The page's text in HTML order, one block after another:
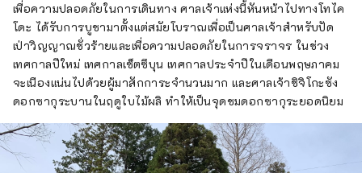
เพื่อความปลอดภัยในการเดินทาง ศาลเจ้าแห่งนี้หันหน้าไปทางโทไค
โดะ ได้รับการบูชามาตั้งแต่สมัยโบราณเพื่อเป็นศาลเจ้าสำหรับปัด
เป่าวิญญาณชั่วร้ายและเพื่อความปลอดภัยในการจราจร ในช่วง
เทศกาลปีใหม่ เทศกาลเซ็ตซึบุน เทศกาลประจำปีในเดือนพฤษภาคม
จะเนืองแน่นไปด้วยผู้มาสักการะจำนวนมาก และศาลเจ้าชิจิโกะซัง
ดอกซากุระบานในฤดูใบไม้ผลิ ทำให้เป็นจุดชมดอกซากุระยอดนิยม